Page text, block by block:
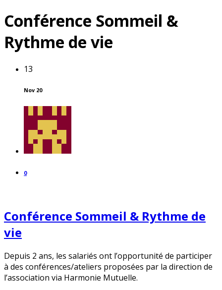
Conférence Sommeil &
Rythme de vie
13
Nov 20
0
Conférence Sommeil & Rythme de
vie
Depuis 2 ans, les salariés ont l’opportunité de participer
à des conférences/ateliers proposées par la direction de
l’association via Harmonie Mutuelle.